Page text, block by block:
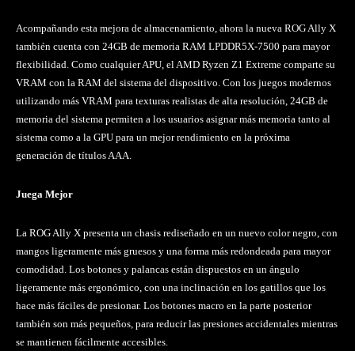
Acompañando esta mejora de almacenamiento, ahora la nueva ROG Ally X
también cuenta con 24GB de memoria RAM LPDDR5X-7500 para mayor
flexibilidad. Como cualquier APU, el AMD Ryzen Z1 Extreme comparte su
VRAM con la RAM del sistema del dispositivo. Con los juegos modernos
utilizando más VRAM para texturas realistas de alta resolución, 24GB de
memoria del sistema permiten a los usuarios asignar más memoria tanto al
sistema como a la GPU para un mejor rendimiento en la próxima
generación de títulos AAA.
Juega Mejor
La ROG Ally X presenta un chasis rediseñado en un nuevo color negro, con
mangos ligeramente más gruesos y una forma más redondeada para mayor
comodidad. Los botones y palancas están dispuestos en un ángulo
ligeramente más ergonómico, con una inclinación en los gatillos que los
hace más fáciles de presionar. Los botones macro en la parte posterior
también son más pequeños, para reducir las presiones accidentales mientras
se mantienen fácilmente accesibles.